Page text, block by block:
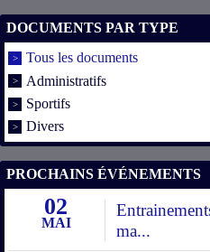
DOCUMENTS PAR TYPE
Tous les documents
Administratifs
Sportifs
Divers
PROCHAINS ÉVÉNEMENTS
02
MAI
ma...